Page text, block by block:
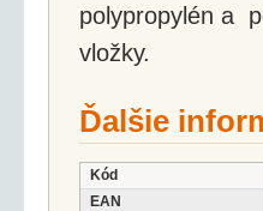
polypropylén a
vložky.
Ďalšie
Kód
EAN